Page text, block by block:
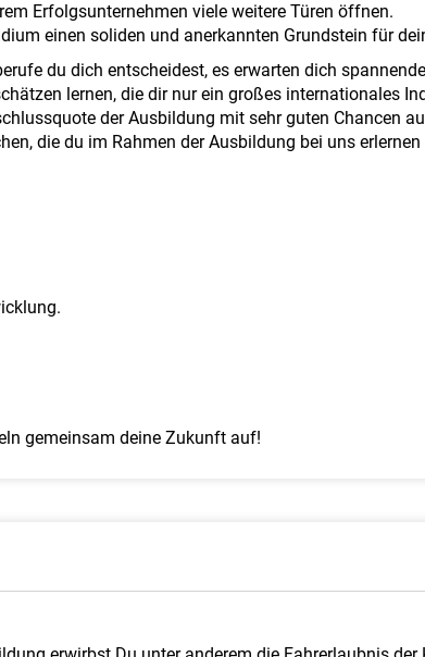
Erfolgsunternehmen viele weitere Türen öffnen.
einen soliden und anerkannten Grundstein für
du dich entscheidest, es erwarten dich
lernen, die dir nur ein großes internationales
der Ausbildung mit sehr guten Chancen
die du im Rahmen der Ausbildung bei uns
gemeinsam deine Zukunft auf!